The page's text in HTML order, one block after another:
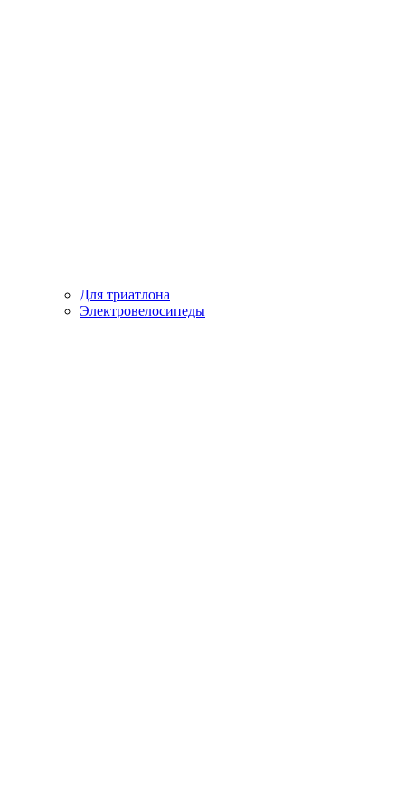
Для триатлона
Электровелосипеды